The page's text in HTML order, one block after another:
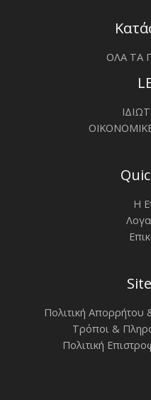
ΟΛΑ ΤΑ
Η
Πολιτική
Τρόποι &
Πολιτική